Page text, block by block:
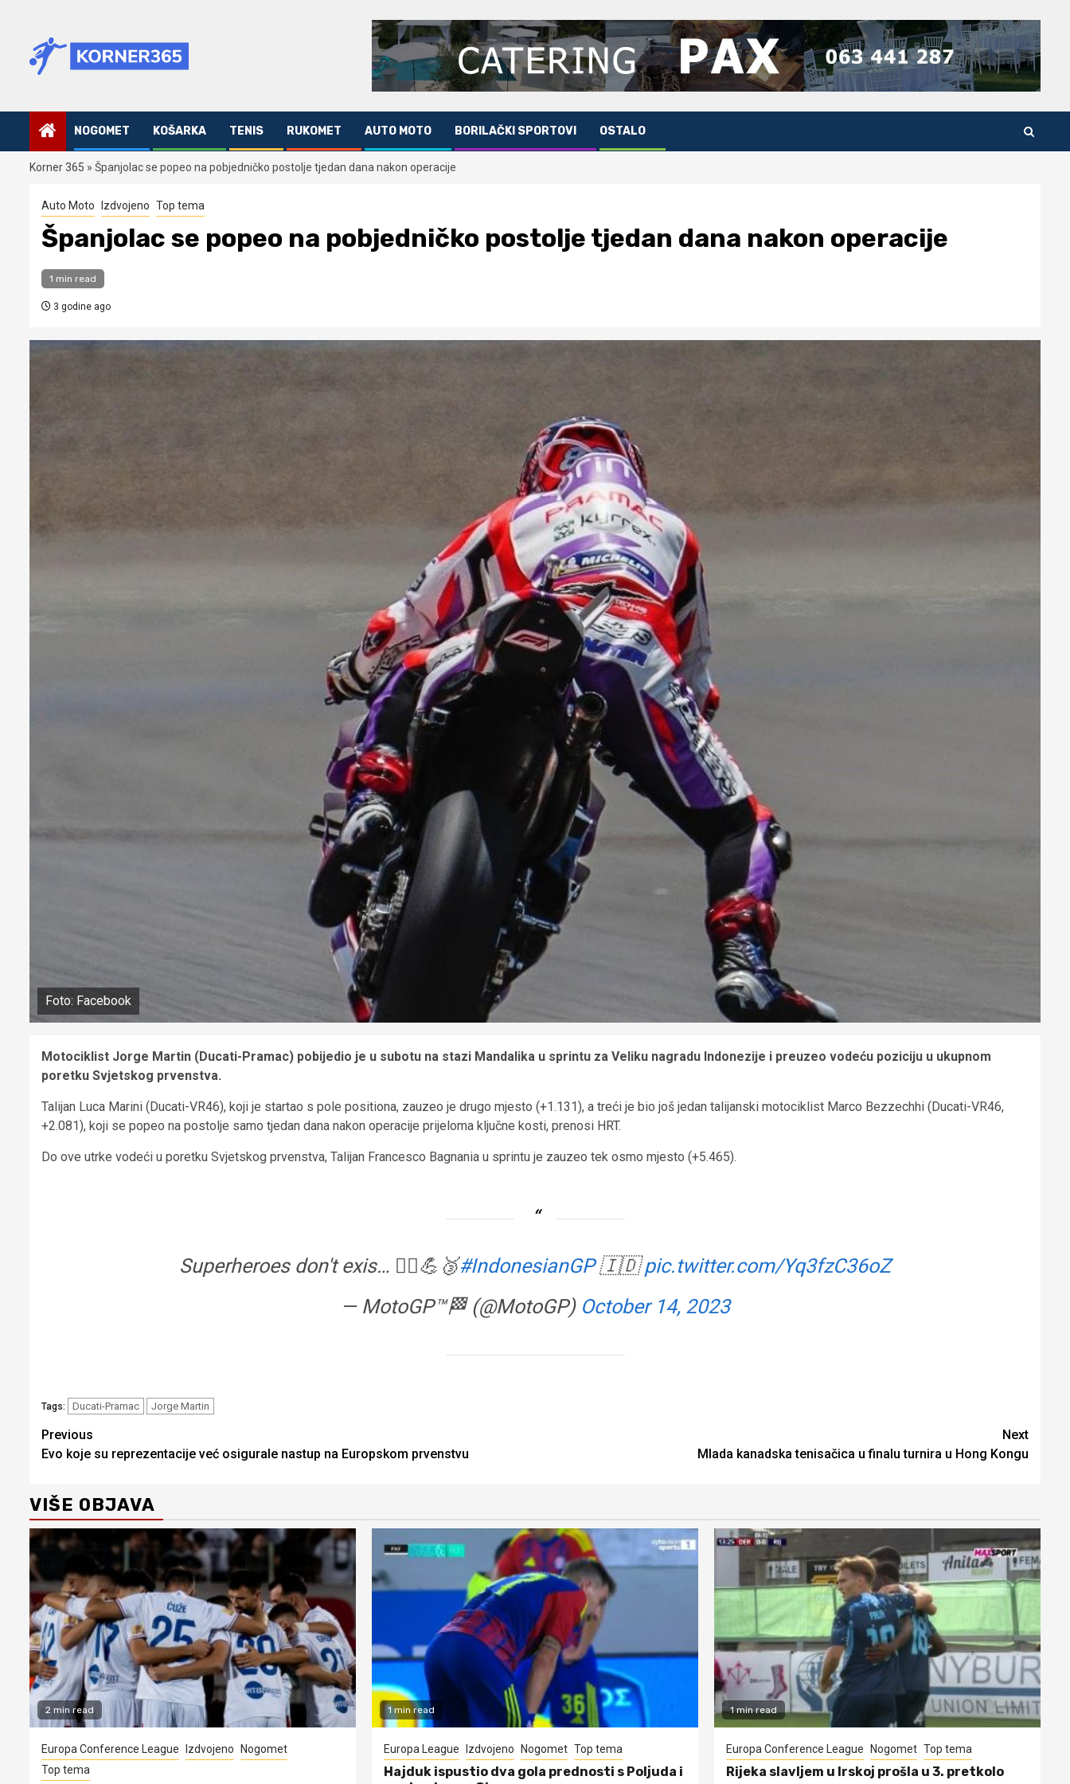
content
NOGOMET KOŠARKA TENIS RUKOMET AUTO MOTO BORILAČKI SPORTOVI OSTALO
Korner 365 » Španjolac se popeo na pobjedničko postolje tjedan dana nakon operacije
Auto Moto Izdvojeno Top tema
Španjolac se popeo na pobjedničko postolje tjedan dana nakon operacije
1 min read
3 godine ago
Foto: Facebook
Motociklist Jorge Martin (Ducati-Pramac) pobijedio je u subotu na stazi Mandalika u sprintu za Veliku nagradu Indonezije i preuzeo vodeću poziciju u ukupnom
poretku Svjetskog prvenstva.
Talijan Luca Marini (Ducati-VR46), koji je startao s pole positiona, zauzeo je drugo mjesto (+1.131), a treći je bio još jedan talijanski motociklist Marco Bezzechhi (Ducati-VR46,
+2.081), koji se popeo na postolje samo tjedan dana nakon operacije prijeloma ključne kosti, prenosi HRT.
Do ove utrke vodeći u poretku Svjetskog prvenstva, Talijan Francesco Bagnania u sprintu je zauzeo tek osmo mjesto (+5.465).
Superheroes don't exis… 🦸‍♂️💪🥉#IndonesianGP🇮🇩pic.twitter.com/Yq3fzC36oZ
— MotoGP™🏁 (@MotoGP) October 14, 2023
Tags: Ducati-Pramac Jorge Martin
Continue
Reading
Previous
Evo koje su reprezentacije već osigurale nastup na Europskom prvenstvu
Next
Mlada kanadska tenisačica u finalu turnira u Hong Kongu
VIŠE OBJAVA
2 min read
Europa Conference League Izdvojeno
Nogomet
Top tema
1 min read
Europa League Izdvojeno Nogomet Top tema
Hajduk ispustio dva gola prednosti s Poljuda i
1 min read
Europa Conference League Nogomet Top tema
Rijeka slavljem u Irskoj prošla u 3. pretkolo